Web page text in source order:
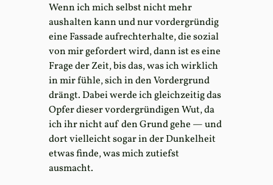
Wenn ich mich selbst nicht mehr
aushalten kann und nur vordergründig
eine Fassade aufrechterhalte, die sozial
von mir gefordert wird, dann ist es eine
Frage der Zeit, bis das, was ich wirklich
in mir fühle, sich in den Vordergrund
drängt. Dabei werde ich gleichzeitig das
Opfer dieser vordergründigen Wut, da
ich ihr nicht auf den Grund gehe — und
dort vielleicht sogar in der Dunkelheit
etwas finde, was mich zutiefst
ausmacht.